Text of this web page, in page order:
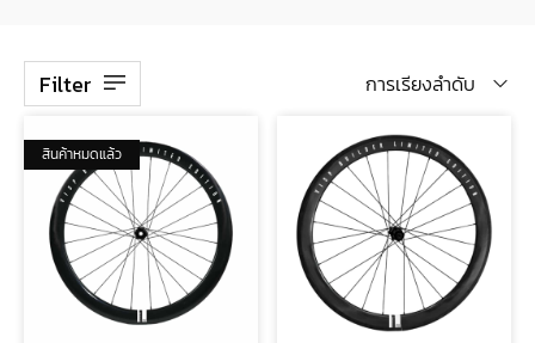
การเรียงลำดับ
Filter
สินค้าหมดแล้ว
เลือกรูปแบบ เลือกรูปแบบ